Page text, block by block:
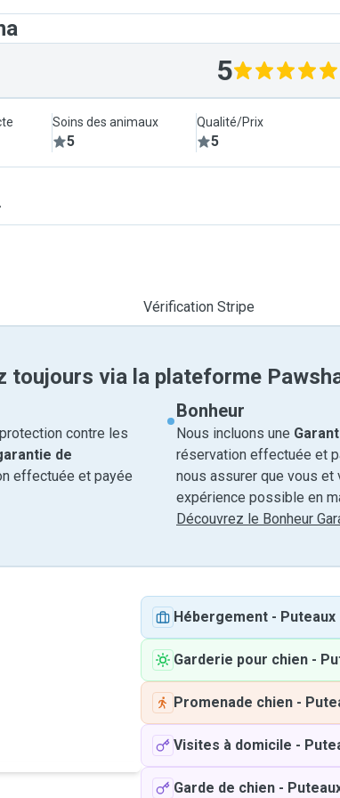
5
Soins des animaux
5
Qualité/Prix
5
Vérification Stripe
toujours via la plateforme
contre les
de
effectuée et payée
Bonheur
Nous incluons une
réservation effectuée et
nous assurer que vous
expérience possible en
Découvrez le Bonheur
Hébergement - Puteaux
Garderie pour chien -
Promenade chien -
Visites à domicile -
Garde de chien -